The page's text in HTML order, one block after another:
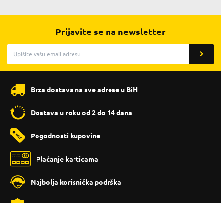
Prijavite se na newsletter
Brza dostava na sve adrese u BiH
Dostava u roku od 2 do 14 dana
Pogodnosti kupovine
Plaćanje karticama
Najbolja korisnička podrška